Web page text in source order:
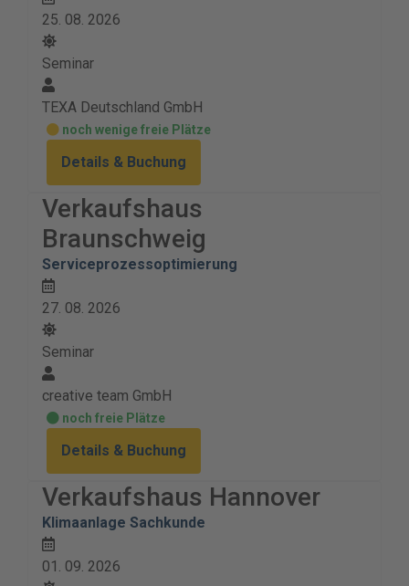
25. 08. 2026
Seminar
TEXA Deutschland GmbH
noch wenige freie Plätze
Details & Buchung
Verkaufshaus
Braunschweig
Serviceprozessoptimierung
27. 08. 2026
Seminar
creative team GmbH
noch freie Plätze
Details & Buchung
Verkaufshaus Hannover
Klimaanlage Sachkunde
01. 09. 2026